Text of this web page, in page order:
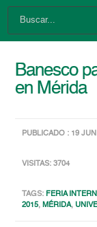
Banesco
en Mérida
PUBLICADO : 19
VISITAS: 3704
TAGS: FERIA
2015,MÉRIDA,